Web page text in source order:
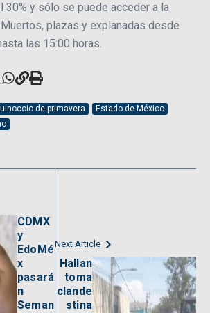
30% y sólo se puede acceder a la
plazas y explanadas desde
las 15:00 horas.
de primavera
Estado de México
CDMX
y
EdoMé
x
pasará
n
Seman
Next Article
Hallan
toma
clande
stina